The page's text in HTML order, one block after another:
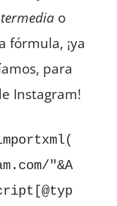
o
fórmula, ¡ya
para
Instagram!
"&A